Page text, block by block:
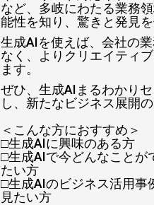
など、多岐にわたる業務
能性を知り、驚きと発見
生成AIを使えば、会社の
なく、よりクリエイティ
ます。
ぜひ、生成AIまるわかり
し、新たなビジネス展開
＜こんな方におすすめ＞
□生成AIに興味のある方
□生成AIで今どんなことが
たい方
□生成AIのビジネス活用事
見たい方